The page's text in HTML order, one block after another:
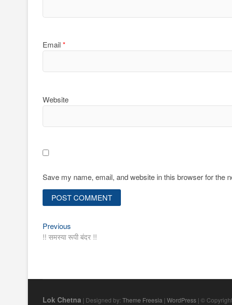
Email*
Website
Save my name, email, and website in this browser for the
Post
navigation
Previous
post:
!! समस्या रूपी बंदर !!
Lok Chetna | Designed by: Theme Freesia | WordPress | ©